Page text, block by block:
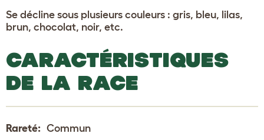
Se décline sous plusieurs couleurs : gris, bleu, lilas,
brun, chocolat, noir, etc.
CARACTÉRISTIQUES
DE LA RACE
Rareté: Commun